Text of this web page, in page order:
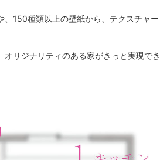
150種類以上の壁紙から、テクスチャー
リジナリティのある家がきっと実現でき